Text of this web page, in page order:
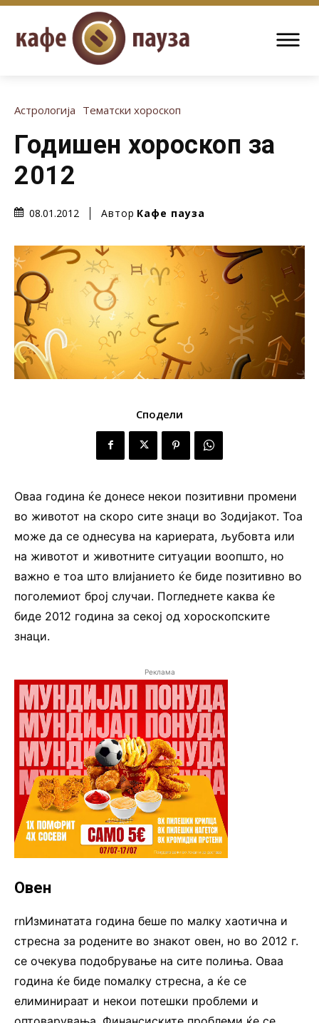
Астрологија Тематски хороскоп
Годишен хороскоп за
2012
08.01.2012 Автор Кафе пауза
Сподели
Оваа година ќе донесе некои позитивни промени
во животот на скоро сите знаци во Зодијакот. Тоа
може да се однесува на кариерата, љубовта или
на животот и животните ситуации воопшто, но
важно е тоа што влијанието ќе биде позитивно во
поголемиот број случаи. Погледнете каква ќе
биде 2012 година за секој од хороскопските
знаци.
Реклама
Овен
rnИзминатата година беше по малку хаотична и
стресна за родените во знакот овен, но во 2012 г.
се очекува подобрување на сите полиња. Оваа
година ќе биде помалку стресна, а ќе се
елиминираат и некои потешки проблеми и